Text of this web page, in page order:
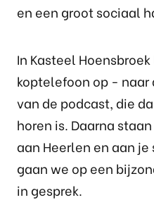
en een groot sociaal
In Kasteel
koptelefoon op -
van de podcast, die
horen is. Daarna
aan Heerlen en aan
gaan we op een
in gesprek.